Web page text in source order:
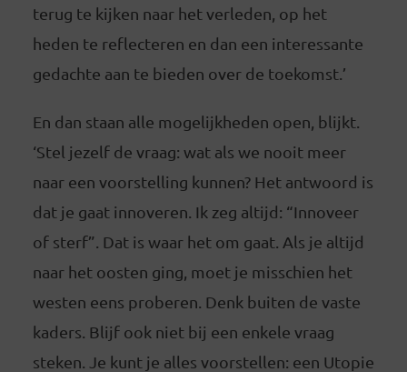
terug te kijken naar het verleden, op het
heden te reflecteren en dan een interessante
gedachte aan te bieden over de toekomst.’
En dan staan alle mogelijkheden open, blijkt.
‘Stel jezelf de vraag: wat als we nooit meer
naar een voorstelling kunnen? Het antwoord is
dat je gaat innoveren. Ik zeg altijd: “Innoveer
of sterf”. Dat is waar het om gaat. Als je altijd
naar het oosten ging, moet je misschien het
westen eens proberen. Denk buiten de vaste
kaders. Blijf ook niet bij een enkele vraag
steken. Je kunt je alles voorstellen: een Utopie